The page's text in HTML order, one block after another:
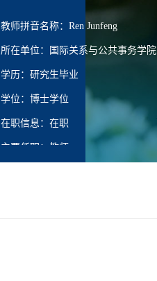
教师拼音名称：Ren Junfeng
所在单位：国际关系与公共事务学院
学历：研究生毕业
学位：博士学位
在职信息：在职
主要任职：教师